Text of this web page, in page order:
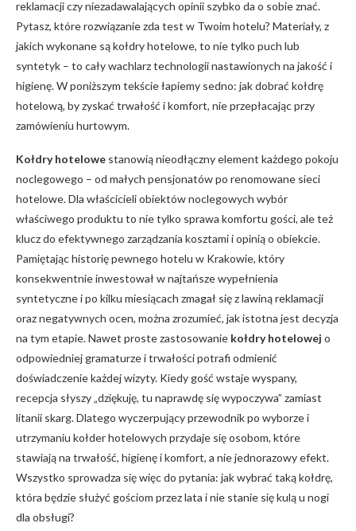
reklamacji czy niezadawalających opinii szybko da o sobie znać.
Pytasz, które rozwiązanie zda test w Twoim hotelu? Materiały, z
jakich wykonane są kołdry hotelowe, to nie tylko puch lub
syntetyk – to cały wachlarz technologii nastawionych na jakość i
higienę. W poniższym tekście łapiemy sedno: jak dobrać kołdrę
hotelową, by zyskać trwałość i komfort, nie przepłacając przy
zamówieniu hurtowym.
Kołdry hotelowe stanowią nieodłączny element każdego pokoju
noclegowego – od małych pensjonatów po renomowane sieci
hotelowe. Dla właścicieli obiektów noclegowych wybór
właściwego produktu to nie tylko sprawa komfortu gości, ale też
klucz do efektywnego zarządzania kosztami i opinią o obiekcie.
Pamiętając historię pewnego hotelu w Krakowie, który
konsekwentnie inwestował w najtańsze wypełnienia
syntetyczne i po kilku miesiącach zmagał się z lawiną reklamacji
oraz negatywnych ocen, można zrozumieć, jak istotna jest decyzja
na tym etapie. Nawet proste zastosowanie kołdry hotelowej o
odpowiedniej gramaturze i trwałości potrafi odmienić
doświadczenie każdej wizyty. Kiedy gość wstaje wyspany,
recepcja słyszy „dziękuję, tu naprawdę się wypoczywa” zamiast
litanii skarg. Dlatego wyczerpujący przewodnik po wyborze i
utrzymaniu kołder hotelowych przydaje się osobom, które
stawiają na trwałość, higienę i komfort, a nie jednorazowy efekt.
Wszystko sprowadza się więc do pytania: jak wybrać taką kołdrę,
która będzie służyć gościom przez lata i nie stanie się kulą u nogi
dla obsługi?